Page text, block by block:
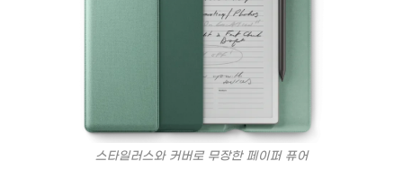
스타일러스와 커버로 무장한 페이퍼 퓨어